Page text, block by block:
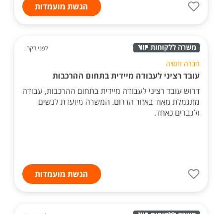
הגשת מועמדות
לפני דקה
חברה חסויה
עובד רציני לעבודה מיידית בתחום ההרכבות
דרוש עובד רציני לעבודה מיידית בתחום ההרכבות, עבודה
מתגמלת מאוד באזור הדרום. המשרה מיועדת לנשים
ולגברים כאחד.
הגשת מועמדות